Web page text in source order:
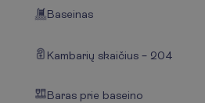
Baseinas
Kambarių skaičius – 204
Baras prie baseino